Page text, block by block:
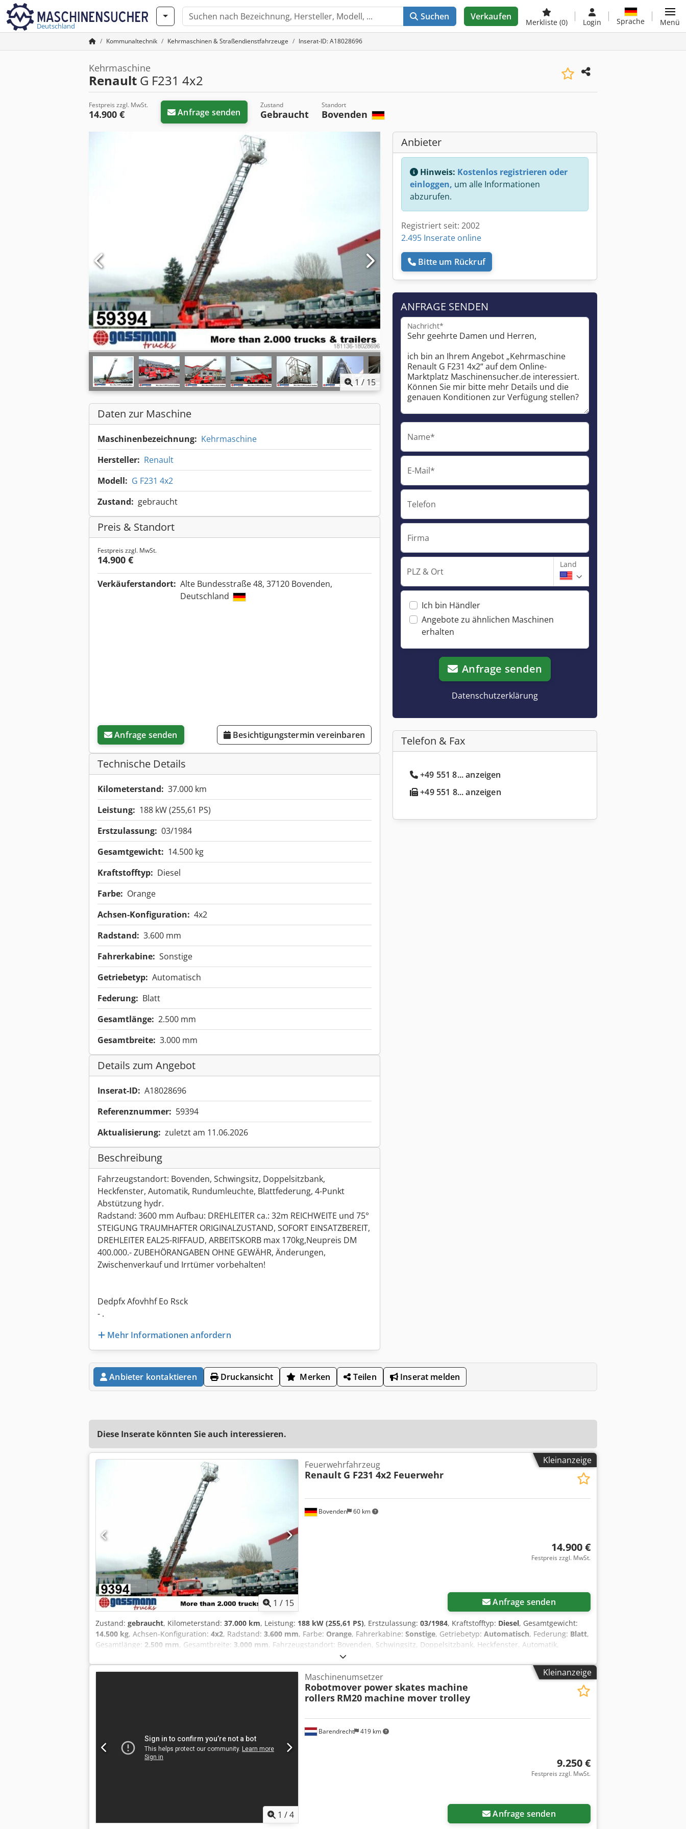
Deutschland
Suchen Verkaufen
Merkliste (0) Login Sprache Menü
Kommunaltechnik Kehrmaschinen & Straßendienstfahrzeuge Inserat-ID: A18028696
Kehrmaschine
Renault G F231 4x2
Festpreis zzgl. MwSt.
14.900 € Anfrage senden
Zustand
Gebraucht
Standort
Bovenden
1 / 15
Daten zur Maschine
Maschinenbezeichnung: Kehrmaschine
Hersteller: Renault
Modell: G F231 4x2
Zustand: gebraucht
Preis & Standort
Festpreis zzgl. MwSt.
14.900 €
Verkäuferstandort: Alte Bundesstraße 48, 37120 Bovenden,
Deutschland
Anfrage senden Besichtigungstermin vereinbaren
Technische Details
Kilometerstand: 37.000 km
Leistung: 188 kW (255,61 PS)
Erstzulassung: 03/1984
Gesamtgewicht: 14.500 kg
Kraftstofftyp: Diesel
Farbe: Orange
Achsen-Konfiguration: 4x2
Radstand: 3.600 mm
Fahrerkabine: Sonstige
Getriebetyp: Automatisch
Federung: Blatt
Gesamtlänge: 2.500 mm
Gesamtbreite: 3.000 mm
Details zum Angebot
Inserat-ID: A18028696
Referenznummer: 59394
Aktualisierung: zuletzt am 11.06.2026
Beschreibung
Fahrzeugstandort: Bovenden, Schwingsitz, Doppelsitzbank,
Heckfenster, Automatik, Rundumleuchte, Blattfederung, 4-Punkt
Abstützung hydr.
Radstand: 3600 mm Aufbau: DREHLEITER ca.: 32m REICHWEITE und 75°
STEIGUNG TRAUMHAFTER ORIGINALZUSTAND, SOFORT EINSATZBEREIT,
DREHLEITER EAL25-RIFFAUD, ARBEITSKORB max 170kg,Neupreis DM
400.000.- ZUBEHÖRANGABEN OHNE GEWÄHR, Änderungen,
Zwischenverkauf und Irrtümer vorbehalten!
Dedpfx Afovhhf Eo Rsck
- .
Mehr Informationen anfordern
Anbieter
Hinweis: Kostenlos registrieren oder
einloggen, um alle Informationen
abzurufen.
Registriert seit: 2002
2.495 Inserate online
Bitte um Rückruf
ANFRAGE SENDEN
Nachricht*
Name*
E-Mail*
Telefon
Firma
PLZ & Ort
Land
Ich bin Händler
Angebote zu ähnlichen Maschinen
erhalten
Anfrage senden
Datenschutzerklärung
Telefon & Fax
+49 551 8... anzeigen
+49 551 8... anzeigen
Anbieter kontaktieren Druckansicht Merken Teilen Inserat melden
Diese Inserate könnten Sie auch interessieren.
Kleinanzeige
1 / 15
Bovenden 60 km
Feuerwehrfahrzeug
Renault G F231 4x2 Feuerwehr
14.900 €
Festpreis zzgl. MwSt.
Anfrage senden
Zustand: gebraucht, Kilometerstand: 37.000 km, Leistung: 188 kW (255,61 PS), Erstzulassung: 03/1984, Kraftstofftyp: Diesel, Gesamtgewicht:
14.500 kg, Achsen-Konfiguration: 4x2, Radstand: 3.600 mm, Farbe: Orange, Fahrerkabine: Sonstige, Getriebetyp: Automatisch, Federung: Blatt,
Gesamtlänge: 2.500 mm, Gesamtbreite: 3.000 mm, Fahrzeugstandort: Bovenden, Schwingsitz, Doppelsitzbank, Heckfenster, Automatik,
Rundumleuchte, Blattfederung, 4-Punkt Abstützung hydr. Radstand: 3600 mm Aufbau: DREHLEITER ca.: 32m REICHWEITE und 75° STEIGUNG
TRAUMHAFTER ORIGINALZUSTAND, SOFORT EINSATZBEREIT, DREHLEITER EAL25-RIFFAUD, ARBEITSKORB max 170kg,Neupreis DM 400.000.-
ZUBEHÖRANGABEN OHNE GEWÄHR, Änderungen, Zwischenverkauf und Irrtümer vorbehalten! Dsdpfx Afsvhhc Rj Rock - .
Kleinanzeige
1 /4
Barendrecht 419 km
Maschinenumsetzer
Robotmover power skates machine
rollers RM20 machine mover trolley
9.250 €
Festpreis zzgl. MwSt.
Anfrage senden